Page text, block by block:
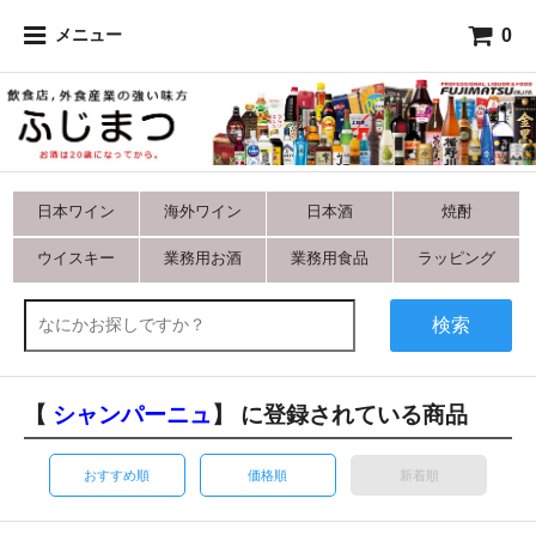
メニュー 0
日本ワイン 海外ワイン 日本酒 焼酎
ウイスキー 業務用お酒 業務用食品 ラッピング
検索
【 シャンパーニュ 】 に登録されている商品
おすすめ順 価格順 新着順